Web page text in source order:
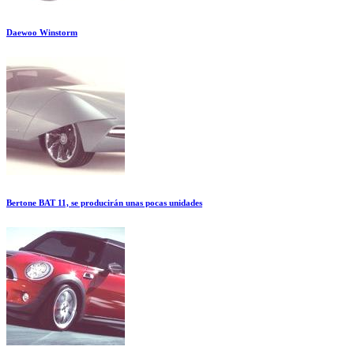
Daewoo Winstorm
Bertone BAT 11, se producirán unas pocas unidades